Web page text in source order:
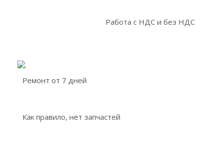
Работа с НДС и без НДС
Ремонт от 7 дней
Как правило, нет запчастей